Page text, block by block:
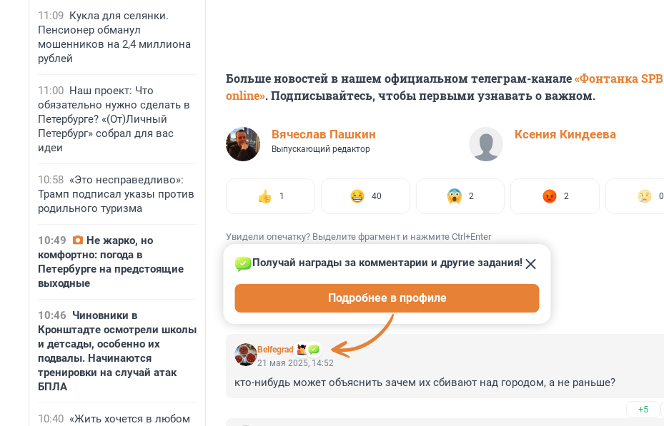
11:09 Кукла для селянки.
Пенсионер обманул
мошенников на 2,4 миллиона
рублей
11:00 Наш проект: Что
обязательно нужно сделать в
Петербурге? «(От)Личный
Петербург» собрал для вас
идеи
10:58 «Это несправедливо»:
Трамп подписал указы против
родильного туризма
10:49
Не жарко, но
комфортно: погода в
Петербурге на предстоящие
выходные
10:46 Чиновники в
Кронштадте осмотрели школы
и детсады, особенно их
подвалы. Начинаются
тренировки на случай атак
БПЛА
10:40 «Жить хочется в любом
Больше новостей в нашем официальном телеграм-канале«Фонтанка SPB
online». Подписывайтесь, чтобы первыми узнавать о важном.
Вячеслав Пашкин
Выпускающий редактор
Ксения Киндеева
1 40 2 2 0
Увидели опечатку? Выделите фрагмент и нажмите Ctrl+Enter
КОММЕНТАРИИ 4
Belfegrad
Получай награды за комментарии и другие задания!
Подробнее в профиле
21 мая 2025, 14:52
кто-нибудь может объяснить зачем их сбивают над городом, а не раньше?
+5